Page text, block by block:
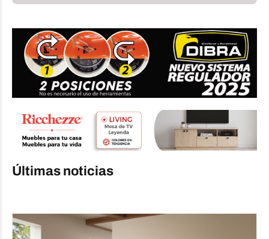
Últimas noticias